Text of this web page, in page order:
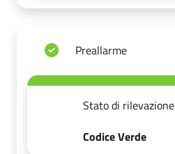
Preallarme
Stato di rilevazione
Codice Verde